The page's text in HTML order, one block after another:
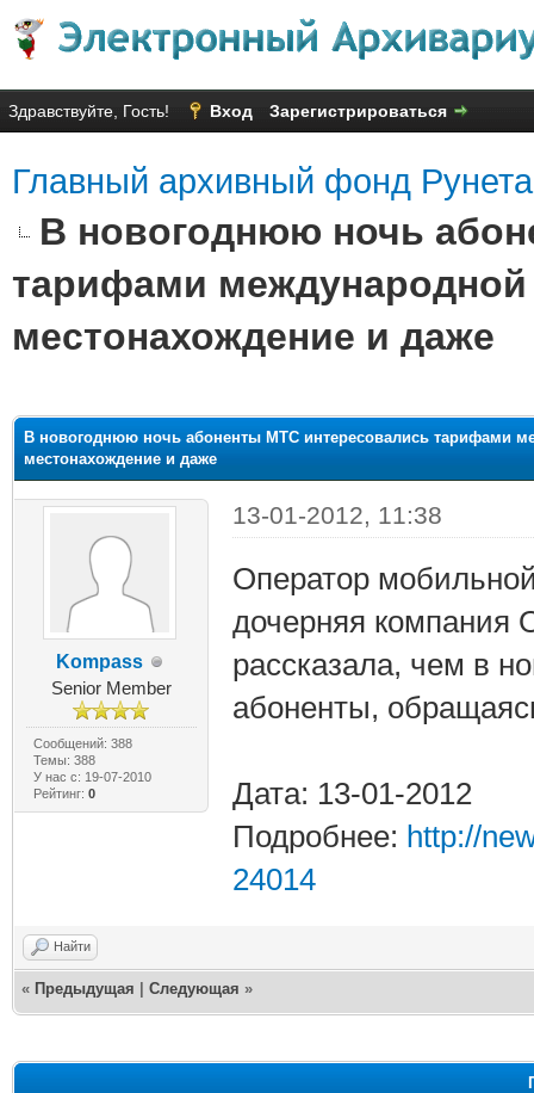
Здравствуйте, Гость! Вход Зарегистрироваться
Главный архивный фонд Рунета
В новогоднюю ночь
тарифами международной
местонахождение и даже
В новогоднюю ночь абоненты МТС интересовались тарифами
местонахождение и даже
Kompass
Senior Member
Сообщений: 388
Темы: 388
У нас с: 19-07-2010
Рейтинг: 0
13-01-2012, 11:38
Оператор
дочерняя
рассказала, чем в
абоненты,
Дата: 13-01-2012
Подробнее: http://
24014
Найти
« Предыдущая Следующая »